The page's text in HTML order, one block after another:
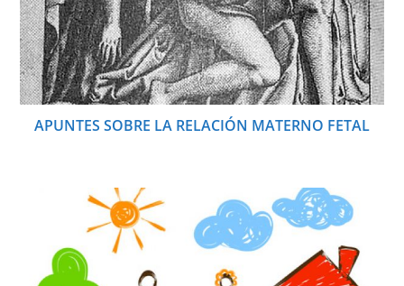
APUNTES SOBRE LA RELACIÓN MATERNO FETAL